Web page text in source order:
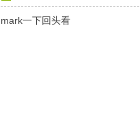
mark一下回头看